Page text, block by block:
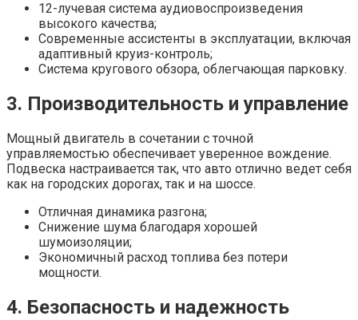
12-лучевая система аудиовоспроизведения
высокого качества;
Современные ассистенты в эксплуатации, включая
адаптивный круиз-контроль;
Система кругового обзора, облегчающая парковку.
3. Производительность и управление
Мощный двигатель в сочетании с точной
управляемостью обеспечивает уверенное вождение.
Подвеска настраивается так, что авто отлично ведет себя
как на городских дорогах, так и на шоссе.
Отличная динамика разгона;
Снижение шума благодаря хорошей
шумоизоляции;
Экономичный расход топлива без потери
мощности.
4. Безопасность и надежность